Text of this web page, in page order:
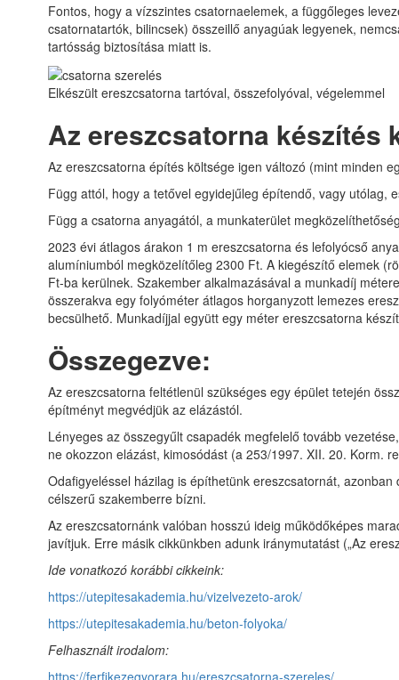
Fontos, hogy a vízszintes csatornaelemek, a függőleges
csatornatartók, bilincsek) összeillő anyagúak legyenek,
tartósság biztosítása miatt is.
Elkészült ereszcsatorna tartóval, összefolyóval, végelemmel
Az ereszcsatorna készítés
Az ereszcsatorna építés költsége igen változó (mint minden
Függ attól, hogy a tetővel egyidejűleg építendő, vagy utólag,
Függ a csatorna anyagától, a munkaterület
2023 évi átlagos árakon 1 m ereszcsatorna és lefolyócső
alumíniumból megközelítőleg 2300 Ft. A kiegészítő elemek
Ft-ba kerülnek. Szakember alkalmazásával a munkadíj
összerakva egy folyóméter átlagos horganyzott lemezes
becsülhető. Munkadíjjal együtt egy méter ereszcsatorna
Összegezve:
Az ereszcsatorna feltétlenül szükséges egy épület tetején
építményt megvédjük az elázástól.
Lényeges az összegyűlt csapadék megfelelő tovább
ne okozzon elázást, kimosódást (a 253/1997. XII. 20. Korm.
Odafigyeléssel házilag is építhetünk ereszcsatornát,
célszerű szakemberre bízni.
Az ereszcsatornánk valóban hosszú ideig működőképes
javítjuk. Erre másik cikkünkben adunk iránymutatást („Az
Ide vonatkozó korábbi cikkeink:
https://utepitesakademia.hu/vizelvezeto-arok/
https://utepitesakademia.hu/beton-folyoka/
Felhasznált irodalom:
https://ferfikezegyorara.hu/ereszcsatorna-szereles/